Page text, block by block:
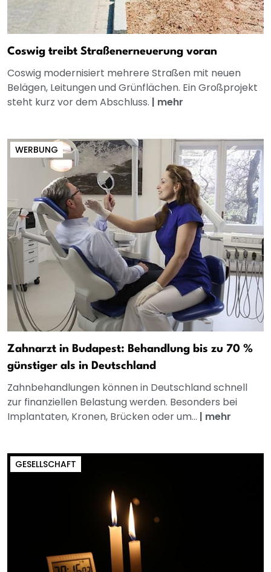
Coswig treibt Straßenerneuerung voran
Coswig modernisiert mehrere Straßen mit neuen
Belägen, Leitungen und Grünflächen. Ein Großprojekt
steht kurz vor dem Abschluss. | mehr
WERBUNG
Zahnarzt in Budapest: Behandlung bis zu 70 %
günstiger als in Deutschland
Zahnbehandlungen können in Deutschland schnell
zur finanziellen Belastung werden. Besonders bei
Implantaten, Kronen, Brücken oder um... | mehr
GESELLSCHAFT